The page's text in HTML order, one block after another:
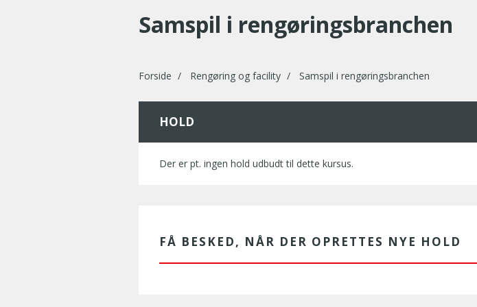
Samspil i rengøringsbranchen
Forside Rengøring og facility Samspil i rengøringsbranchen
HOLD
Der er pt. ingen hold udbudt til dette kursus.
FÅ BESKED, NÅR DER OPRETTES NYE HOLD